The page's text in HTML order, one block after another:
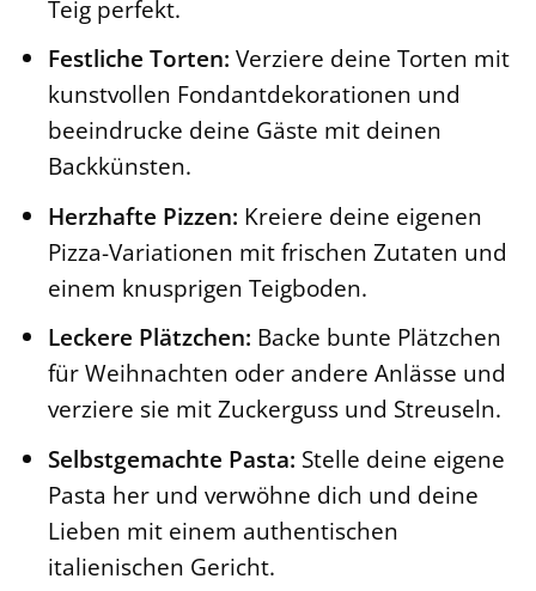
Teig perfekt.
Festliche Torten: Verziere deine Torten mit
kunstvollen Fondantdekorationen und
beeindrucke deine Gäste mit deinen
Backkünsten.
Herzhafte Pizzen: Kreiere deine eigenen
Pizza-Variationen mit frischen Zutaten und
einem knusprigen Teigboden.
Leckere Plätzchen: Backe bunte Plätzchen
für Weihnachten oder andere Anlässe und
verziere sie mit Zuckerguss und Streuseln.
Selbstgemachte Pasta: Stelle deine eigene
Pasta her und verwöhne dich und deine
Lieben mit einem authentischen
italienischen Gericht.